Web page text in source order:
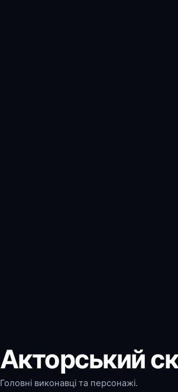
Акторський
Головні виконавці та персонажі.